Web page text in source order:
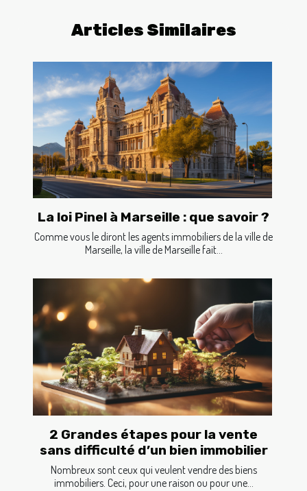
Articles Similaires
La loi Pinel à Marseille : que savoir ?
Comme vous le diront les agents immobiliers de la ville de
Marseille, la ville de Marseille fait...
2 Grandes étapes pour la vente
sans difficulté d’un bien immobilier
Nombreux sont ceux qui veulent vendre des biens
immobiliers. Ceci, pour une raison ou pour une...